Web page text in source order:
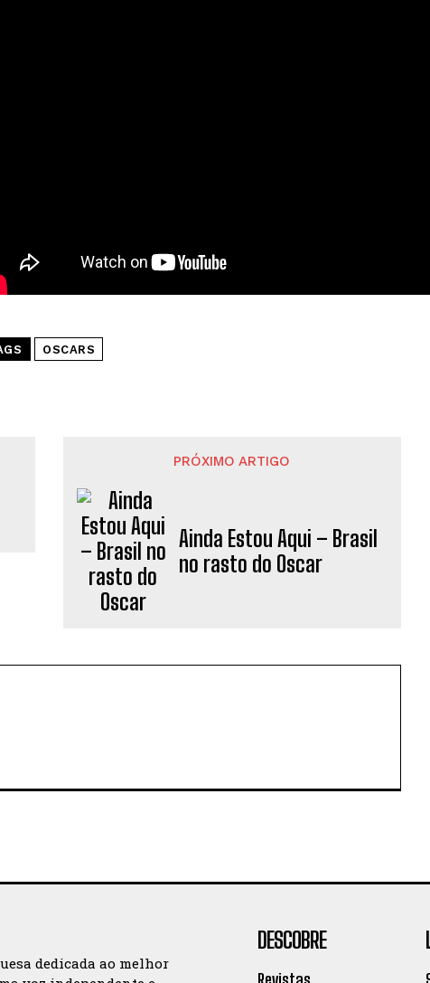
OSCARS
PRÓXIMO ARTIGO
Ainda Estou Aqui – Brasil
no rasto do Oscar
dedicada ao melhor
DESCOBRE